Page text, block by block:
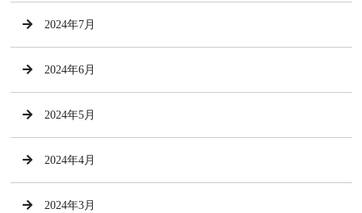
2024年7月
2024年6月
2024年5月
2024年4月
2024年3月